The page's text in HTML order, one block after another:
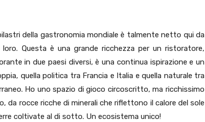
della gastronomia mondiale è talmente netto qui da
Questa è una grande ricchezza per un ristoratore,
in due paesi diversi, è una continua ispirazione e un
quella politica tra Francia e Italia e quella naturale tra
Ho uno spazio di gioco circoscritto, ma ricchissimo
da rocce ricche di minerali che riflettono il calore del sole
coltivate al di sotto. Un ecosistema unico!